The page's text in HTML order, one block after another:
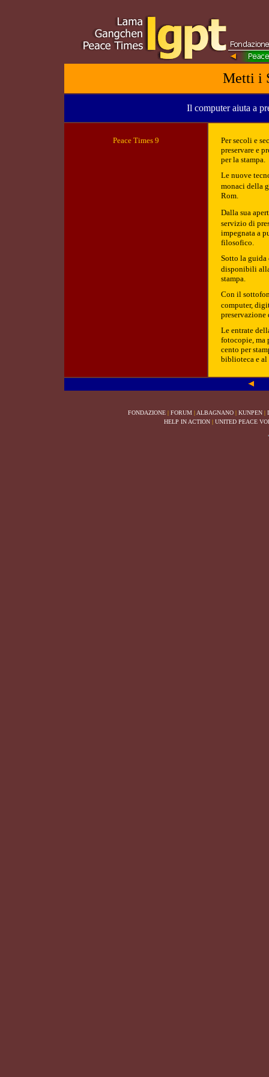
Metti i
Il computer aiuta a
Peace Times 9
Per secoli e
preservare e
per la stampa.
Le nuove
monaci della
Rom.
Dalla sua
servizio di
impegnata a
filosofico.
Sotto la guida
disponibili
stampa.
Con il
computer,
preservazione
Le entrate
fotocopie, ma
cento per
biblioteca e al
FONDAZIONE | FORUM | ALBAGNANO | KUNPEN |
HELP IN ACTION | UNITED PEACE